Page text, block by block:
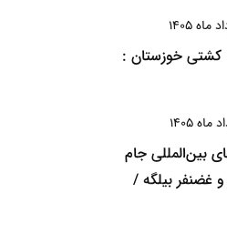
1405
کشتی خوزستان :
1405
بین‌المللی جام
بیلگه /